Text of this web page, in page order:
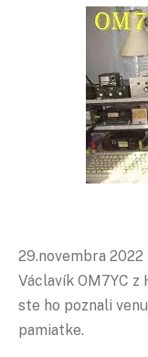
29.novembra
Václavík OM7YC z
ste ho poznali
pamiatke.